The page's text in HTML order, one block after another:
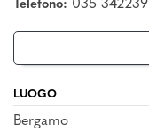
Telefono: 035 342239
LUOGO
Bergamo